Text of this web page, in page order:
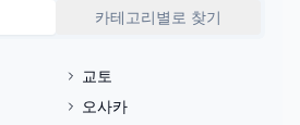
카테고리별로 찾기
교토
오사카